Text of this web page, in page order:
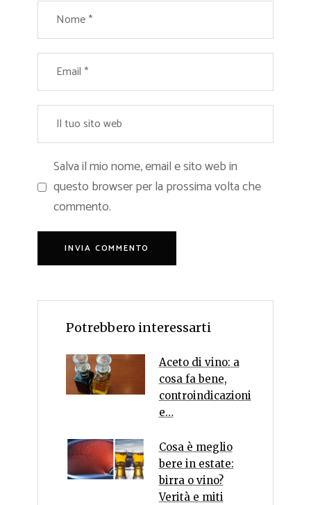
Salva il mio nome, email e sito web in
questo browser per la prossima volta che
commento.
Potrebbero interessarti
Aceto di vino: a
cosa fa bene,
controindicazioni
e…
Cosa è meglio
bere in estate:
birra o vino?
Verità e miti